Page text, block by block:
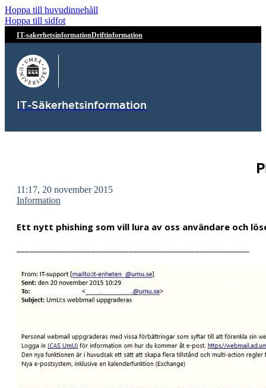
Hoppa till huvudinnehåll
Hoppa till sidfot
IT-sakerhetsinformationDriftinformation
IT-Säkerhetsinformation
11:17, 20 november 2015
Information
Ett nytt phishing som vill lura av oss användare och